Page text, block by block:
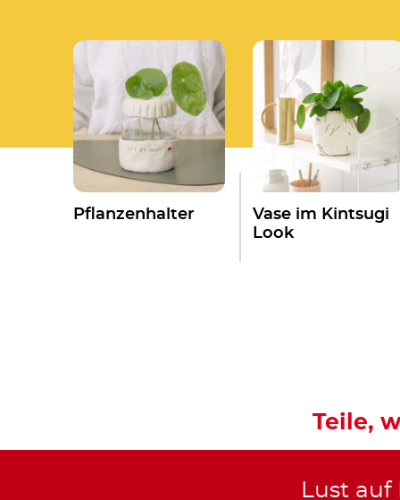
Pflanzenhalter
Vase im Kintsugi
Look
Teile,
Lust auf